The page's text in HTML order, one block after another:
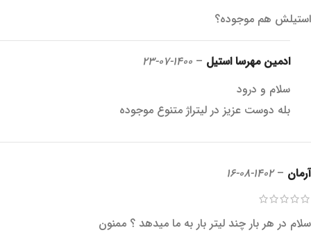
استیلش هم موجوده؟
ادمین مهرسا استیل –
1400-07-23
سلام و درود
بله دوست عزیز در لیتراژ متنوع موجوده
آرمان –
1402-08-16
سلام در هر بار چند لیتر بار به ما میدهد ؟ ممنون